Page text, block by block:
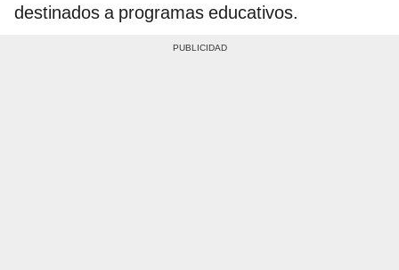
destinados a programas educativos.